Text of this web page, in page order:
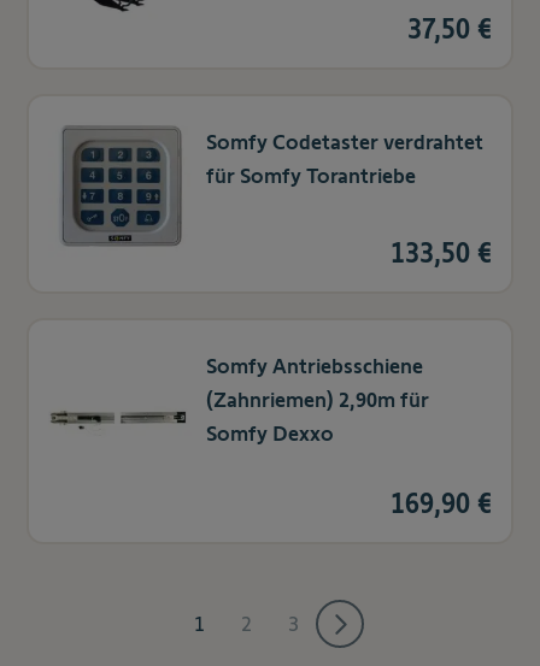
37,50 €
Somfy Codetaster verdrahtet
für Somfy Torantriebe
133,50 €
Somfy Antriebsschiene
(Zahnriemen) 2,90m für
Somfy Dexxo
169,90 €
Sie lesen gerade die Seite
1 Seite
2 Seite
3